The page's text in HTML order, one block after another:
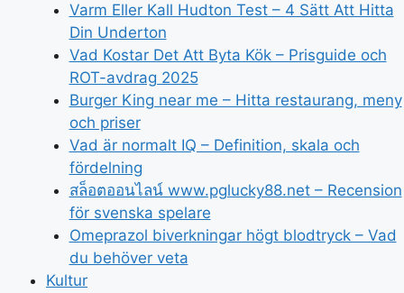
Varm Eller Kall Hudton Test – 4 Sätt Att Hitta
Din Underton
Vad Kostar Det Att Byta Kök – Prisguide och
ROT-avdrag 2025
Burger King near me – Hitta restaurang, meny
och priser
Vad är normalt IQ – Definition, skala och
fördelning
สล็อตออนไลน์ www.pglucky88.net – Recension
för svenska spelare
Omeprazol biverkningar högt blodtryck – Vad
du behöver veta
Kultur